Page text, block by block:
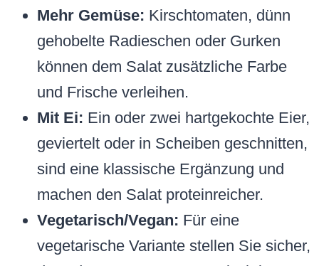
Mehr Gemüse: Kirschtomaten, dünn
gehobelte Radieschen oder Gurken
können dem Salat zusätzliche Farbe
und Frische verleihen.
Mit Ei: Ein oder zwei hartgekochte Eier,
geviertelt oder in Scheiben geschnitten,
sind eine klassische Ergänzung und
machen den Salat proteinreicher.
Vegetarisch/Vegan: Für eine
vegetarische Variante stellen Sie sicher,